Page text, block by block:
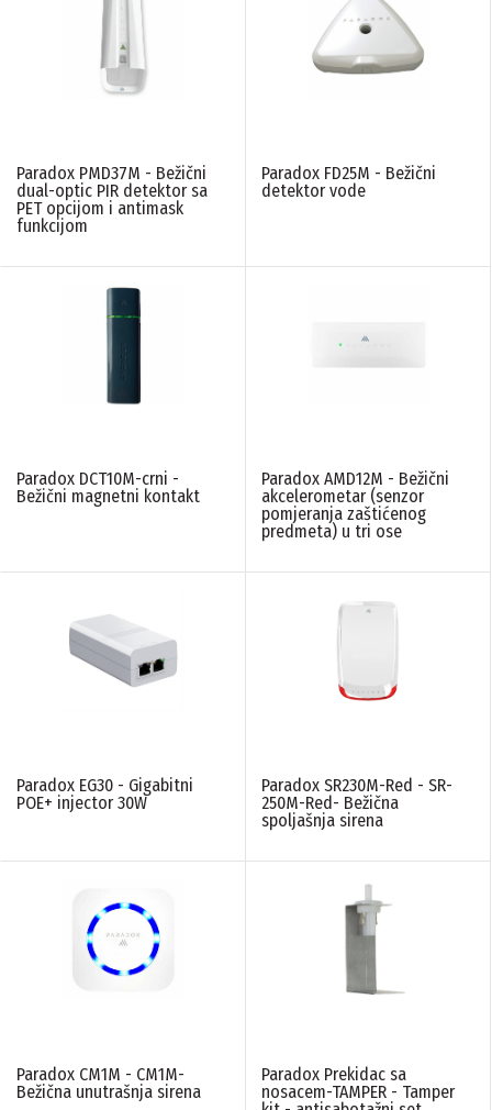
Paradox PMD37M - Bežični
dual-optic PIR detektor sa
PET opcijom i antimask
funkcijom
Paradox FD25M - Bežični
detektor vode
Paradox DCT10M-crni -
Bežični magnetni kontakt
Paradox AMD12M - Bežični
akcelerometar (senzor
pomjeranja zaštićenog
predmeta) u tri ose
Paradox EG30 - Gigabitni
POE+ injector 30W
Paradox SR230M-Red - SR-
250M-Red- Bežična
spoljašnja sirena
Paradox CM1M - CM1M-
Bežična unutrašnja sirena
Paradox Prekidac sa
nosacem-TAMPER - Tamper